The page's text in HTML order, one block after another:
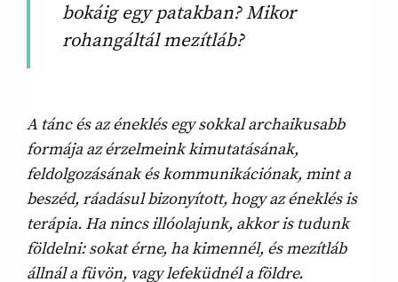
bokáig egy patakban? Mikor
rohangáltál mezítláb?
A tánc és az éneklés egy sokkal archaikusabb
formája az érzelmeink kimutatásának,
feldolgozásának és kommunikációnak, mint a
beszéd, ráadásul bizonyított, hogy az éneklés is
terápia. Ha nincs illóolajunk, akkor is tudunk
földelni: sokat érne, ha kimennél, és mezítláb
állnál a füvön, vagy lefeküdnél a földre.